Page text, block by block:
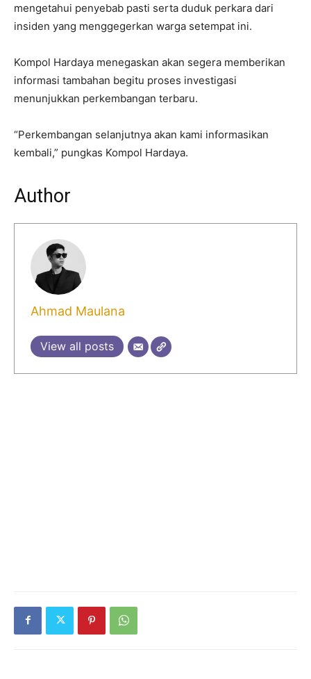
mengetahui penyebab pasti serta duduk perkara dari
insiden yang menggegerkan warga setempat ini.
Kompol Hardaya menegaskan akan segera memberikan
informasi tambahan begitu proses investigasi
menunjukkan perkembangan terbaru.
“Perkembangan selanjutnya akan kami informasikan
kembali,” pungkas Kompol Hardaya.
Author
Ahmad Maulana
View all posts